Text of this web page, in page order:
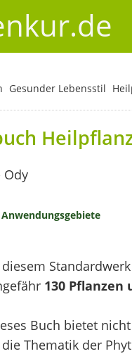
Gesunder Lebensstil
Ody
130 Pflanzen
Buch bietet
Thematik der